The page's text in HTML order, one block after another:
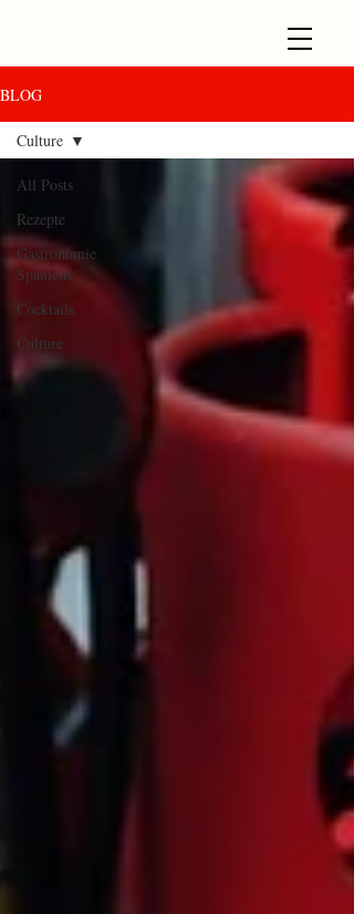
BLOG
All Posts
Rezepte
Gastronomie
Spaniens
Cocktails
Culture
Culture